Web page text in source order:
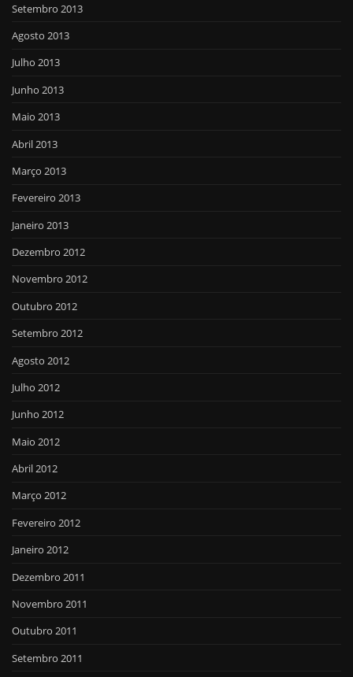
Setembro 2013
Agosto 2013
Julho 2013
Junho 2013
Maio 2013
Abril 2013
Março 2013
Fevereiro 2013
Janeiro 2013
Dezembro 2012
Novembro 2012
Outubro 2012
Setembro 2012
Agosto 2012
Julho 2012
Junho 2012
Maio 2012
Abril 2012
Março 2012
Fevereiro 2012
Janeiro 2012
Dezembro 2011
Novembro 2011
Outubro 2011
Setembro 2011